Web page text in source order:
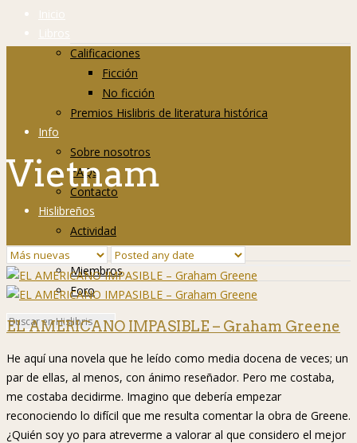
Inicio
Libros
Calificaciones
Ficción
No ficción
Premios Hislibris de literatura histórica
Info
Sobre nosotros
FAQs
Contacto
Hislibreños
Actividad
Grupos
Miembros
Foro
Vietnam
EL AMERICANO IMPASIBLE – Graham Greene
He aquí una novela que he leído como media docena de veces; un
par de ellas, al menos, con ánimo reseñador. Pero me costaba,
me costaba decidirme. Imagino que debería empezar
reconociendo lo difícil que me resulta comentar la obra de Greene.
¿Quién soy yo para atreverme a valorar al que considero el mejor